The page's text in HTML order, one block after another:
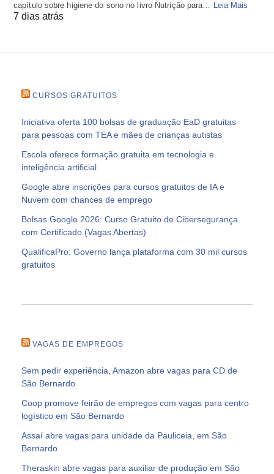
capítulo sobre higiene do sono no livro Nutrição para… Leia Mais
7 dias atrás
CURSOS GRATUITOS
Iniciativa oferta 100 bolsas de graduação EaD gratuitas
para pessoas com TEA e mães de crianças autistas
Escola oferece formação gratuita em tecnologia e
inteligência artificial
Google abre inscrições para cursos gratuitos de IA e
Nuvem com chances de emprego
Bolsas Google 2026: Curso Gratuito de Cibersegurança
com Certificado (Vagas Abertas)
QualificaPro: Governo lança plataforma com 30 mil cursos
gratuitos
VAGAS DE EMPREGOS
Sem pedir experiência, Amazon abre vagas para CD de
São Bernardo
Coop promove feirão de empregos com vagas para centro
logístico em São Bernardo
Assaí abre vagas para unidade da Pauliceia, em São
Bernardo
Theraskin abre vagas para auxiliar de produção em São